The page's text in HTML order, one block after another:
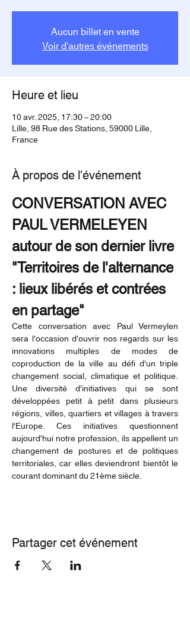
Aucun billet en vente
Voir d'autres événements
Heure et lieu
10 avr. 2025, 17:30 – 20:00
Lille, 98 Rue des Stations, 59000 Lille,
France
À propos de l'événement
CONVERSATION AVEC
PAUL VERMELEYEN
autour de son dernier livre
"Territoires de l'alternance
: lieux libérés et contrées
en partage"
Cette conversation avec Paul Vermeylen
sera l'occasion d'ouvrir nos regards sur les
innovations multiples de modes de
coproduction de la ville au défi d'un triple
changement social, climatique et politique.
Une diversité d'initiatives qui se sont
développées petit à petit dans plusieurs
régions, villes, quartiers et villages à travers
l'Europe. Ces initiatives questionnent
aujourd'hui notre profession, ils appellent un
changement de postures et de politiques
territoriales, car elles deviendront bientôt le
courant dominant du 21ème siècle.
Partager cet événement